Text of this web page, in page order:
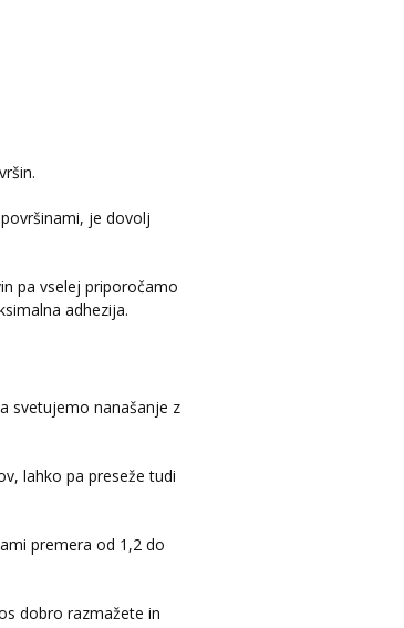
je dovolj
pa vselej priporočamo
adhezija.
svetujemo nanašanje z
lahko pa preseže tudi
premera od 1,2 do
dobro razmažete in